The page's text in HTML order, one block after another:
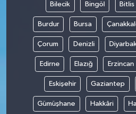
Bilecik Bingöl Bitlis
Burdur Bursa
Çorum Denizli
Edirne Elazığ Erzincan
Eskişehir Gaziantep
Gümüşhane Hakkâri